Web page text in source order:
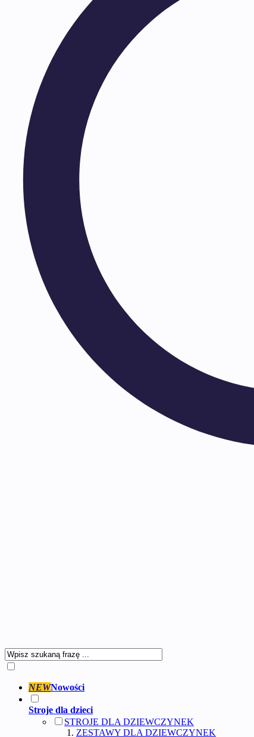
NEWNowości
Stroje dla dzieci
STROJE DLA DZIEWCZYNEK
ZESTAWY DLA DZIEWCZYNEK